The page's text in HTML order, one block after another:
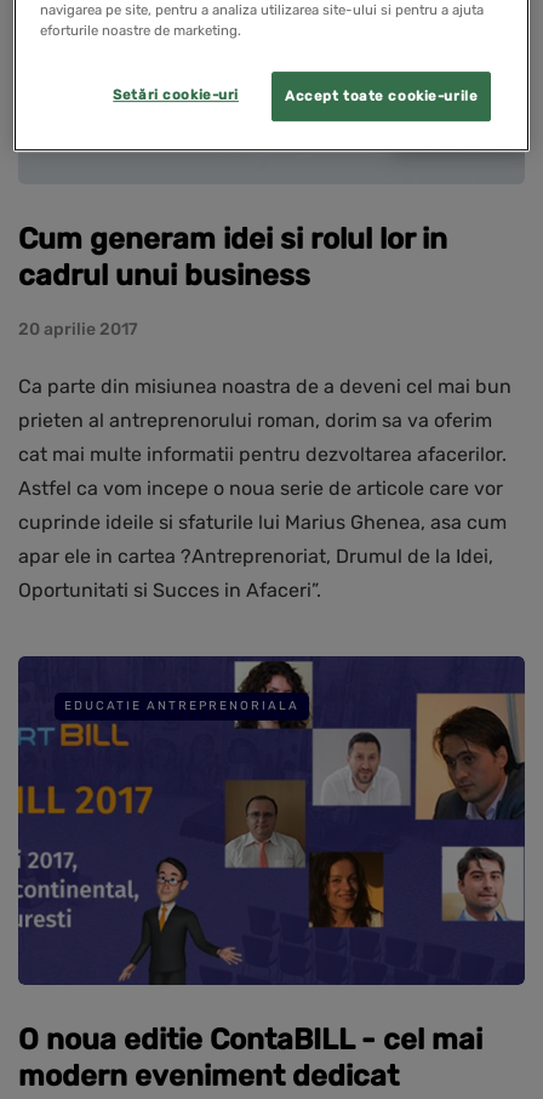
Cum generam idei si rolul lor in
cadrul unui business
20 aprilie 2017
Ca parte din misiunea noastra de a deveni cel mai bun
prieten al antreprenorului roman, dorim sa va oferim
cat mai multe informatii pentru dezvoltarea afacerilor.
Astfel ca vom incepe o noua serie de articole care vor
cuprinde ideile si sfaturile lui Marius Ghenea, asa cum
apar ele in cartea ?Antreprenoriat, Drumul de la Idei,
Oportunitati si Succes in Afaceri”.
EDUCATIE ANTREPRENORIALA
O noua editie ContaBILL - cel mai
modern eveniment dedicat
navigarea pe site, pentru a analiza utilizarea site-ului si pentru a ajuta
eforturile noastre de marketing.
Accept toate cookie-urile
Setări cookie-uri